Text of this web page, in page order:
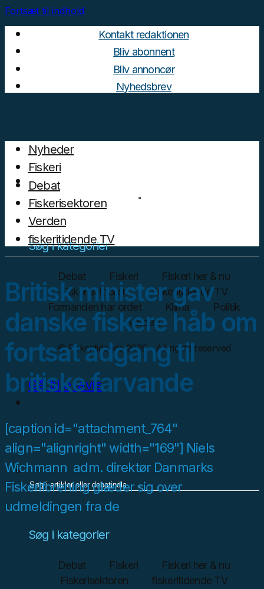
Fortsæt til indhold
Kontakt redaktionen
Bliv abonnent
Bliv annoncør
Nyhedsbrev
Søg i kategorier
Debat Fiskeri
Fiskeri her & nu
Fiskerisektoren
fiskeritidende TV
Formanden har ordet
Klima
Politik
Verden
© Fiskeritidende 2026 - All rights reserved
Gå til e-avis
Søg i kategorier
Debat Fiskeri
Fiskeri her & nu
Fiskerisektoren
fiskeritidende TV
Nyheder
Fiskeri
Debat
Fiskerisektoren
Verden
fiskeritidende TV
Britisk minister gav
danske fiskere håb om
fortsat adgang til
britiske farvande
[caption id="attachment_764"
align="alignright" width="169"] Niels
Wichmann adm. direktør Danmarks
Fiskeriforening glæder sig over
udmeldingen fra de